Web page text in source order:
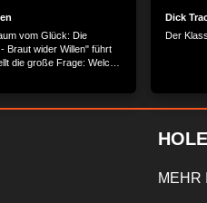
vom Glück: Die
Braut wider Willen" führt
die große Frage: Welche
Dick
Der
MEHR